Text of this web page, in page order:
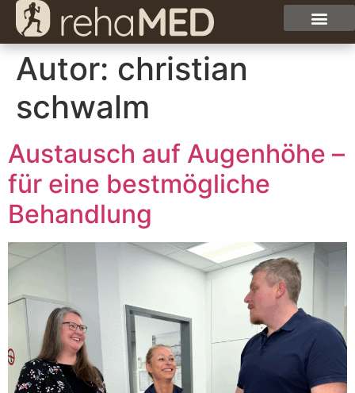
Autor: christian
schwalm
Austausch auf Augenhöhe –
für eine bestmögliche
Behandlung